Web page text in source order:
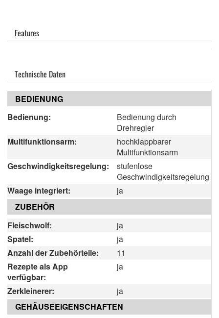
Features
Technische Daten
BEDIENUNG
Bedienung:
Bedienung durch
Drehregler
Multifunktionsarm:
hochklappbarer
Multifunktionsarm
Geschwindigkeitsregelung:
stufenlose
Geschwindigkeitsregelung
Waage integriert:
ja
ZUBEHÖR
Fleischwolf:
ja
Spatel:
ja
Anzahl der Zubehörteile:
11
Rezepte als App
verfügbar:
ja
Zerkleinerer:
ja
GEHÄUSEEIGENSCHAFTEN